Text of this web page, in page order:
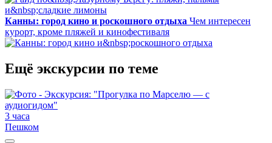
Канны: город кино и роскошного отдыха Чем интересен
курорт, кроме пляжей и кинофестиваля
Ещё экскурсии по теме
3 часа
Пешком